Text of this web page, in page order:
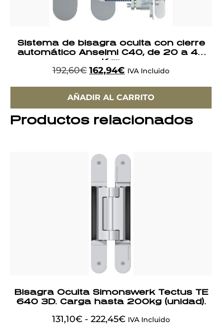
Sistema de bisagra oculta con cierre
automático Anselmi C40, de 20 a 40
Kgr.
192,60€ 162,94€ IVA Incluido
AÑADIR AL CARRITO
Productos relacionados
Bisagra Oculta Simonswerk Tectus TE
640 3D. Carga hasta 200kg (unidad).
131,10€ - 222,45€ IVA Incluido